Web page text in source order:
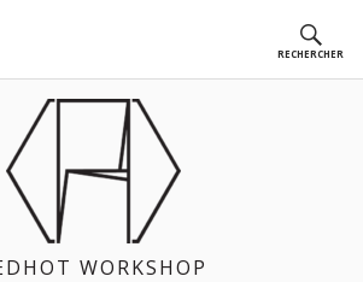
RECHERCHER
WORKSHOP